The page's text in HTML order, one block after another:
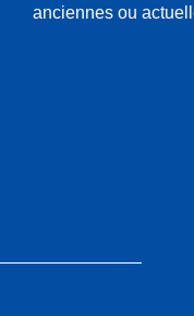
u
d
anciennes ou